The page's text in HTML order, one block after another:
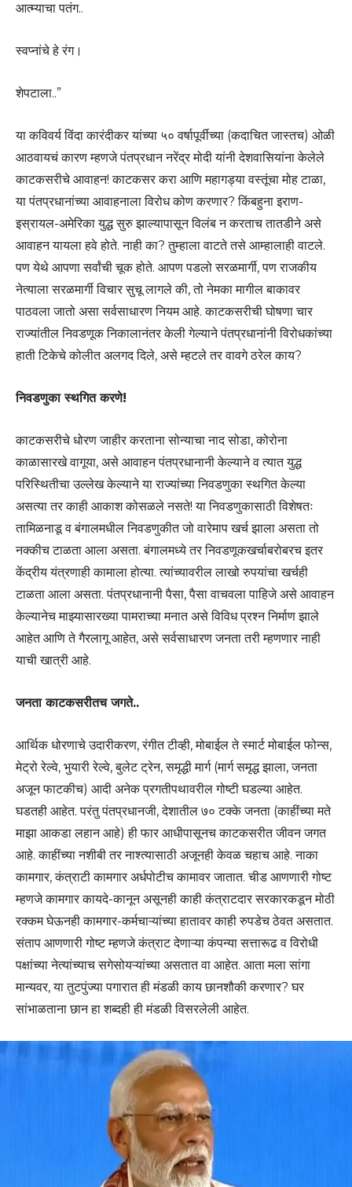
आत्म्याचा पतंग..
स्वप्नांचे हे रंग।
शेपटाला..”
या कविवर्य विंदा कारंदीकर यांच्या ५० वर्षापूर्वीच्या (कदाचित जास्तच) ओळी
आठवायचं कारण म्हणजे पंतप्रधान नरेंद्र मोदी यांनी देशवासियांना केलेले
काटकसरीचे आवाहन! काटकसर करा आणि महागड्या वस्तूंचा मोह टाळा,
या पंतप्रधानांच्या आवाहनाला विरोध कोण करणार? किंबहुना इराण-
इस्रायल-अमेरिका युद्ध सुरु झाल्यापासून विलंब न करताच तातडीने असे
आवाहन यायला हवे होते. नाही का? तुम्हाला वाटते तसे आम्हालाही वाटले.
पण येथे आपणा सर्वांची चूक होते. आपण पडलो सरळमार्गी, पण राजकीय
नेत्याला सरळमार्गी विचार सुचू लागले की, तो नेमका मागील बाकावर
पाठवला जातो असा सर्वसाधारण नियम आहे. काटकसरीची घोषणा चार
राज्यांतील निवडणूक निकालानंतर केली गेल्याने पंतप्रधानांनी विरोधकांच्या
हाती टिकेचे कोलीत अलगद दिले, असे म्हटले तर वावगे ठरेल काय?
निवडणुका स्थगित करणे!
काटकसरीचे धोरण जाहीर करताना सोन्याचा नाद सोडा, कोरोना
काळासारखे वागूया, असे आवाहन पंतप्रधानानी केल्याने व त्यात युद्ध
परिस्थितीचा उल्लेख केल्याने या राज्यांच्या निवडणुका स्थगित केल्या
असत्या तर काही आकाश कोसळले नसते! या निवडणुकासाठी विशेषतः
तामिळनाडू व बंगालमधील निवडणुकीत जो वारेमाप खर्च झाला असता तो
नक्कीच टाळता आला असता. बंगालमध्ये तर निवडणूकखर्चाबरोबरच इतर
केंद्रीय यंत्रणाही कामाला होत्या. त्यांच्यावरील लाखो रुपयांचा खर्चही
टाळता आला असता. पंतप्रधानानी पैसा, पैसा वाचवला पाहिजे असे आवाहन
केल्यानेच माझ्यासारख्या पामराच्या मनात असे विविध प्रश्न निर्माण झाले
आहेत आणि ते गैरलागू आहेत, असे सर्वसाधारण जनता तरी म्हणणार नाही
याची खात्री आहे.
जनता काटकसरीतच जगते..
आर्थिक धोरणाचे उदारीकरण, रंगीत टीव्ही, मोबाईल ते स्मार्ट मोबाईल फोन्स,
मेट्रो रेल्वे, भुयारी रेल्वे, बुलेट ट्रेन, समृद्धी मार्ग (मार्ग समृद्ध झाला, जनता
अजून फाटकीच) आदी अनेक प्रगतीपथावरील गोष्टी घडल्या आहेत.
घडतही आहेत. परंतु पंतप्रधानजी, देशातील ७० टक्के जनता (काहींच्या मते
माझा आकडा लहान आहे) ही फार आधीपासूनच काटकसरीत जीवन जगत
आहे. काहींच्या नशीबी तर नाश्त्यासाठी अजूनही केवळ चहाच आहे. नाका
कामगार, कंत्राटी कामगार अर्धपोटीच कामावर जातात. चीड आणणारी गोष्ट
म्हणजे कामगार कायदे-कानून असूनही काही कंत्राटदार सरकारकडून मोठी
रक्कम घेऊनही कामगार-कर्मचाऱ्यांच्या हातावर काही रुपडेच ठेवत असतात.
संताप आणणारी गोष्ट म्हणजे कंत्राट देणाऱ्या कंपन्या सत्तारूढ व विरोधी
पक्षांच्या नेत्यांच्याच सगेसोयऱ्यांच्या असतात वा आहेत. आता मला सांगा
मान्यवर, या तुटपुंज्या पगारात ही मंडळी काय छानशौकी करणार? घर
सांभाळताना छान हा शब्दही ही मंडळी विसरलेली आहेत.